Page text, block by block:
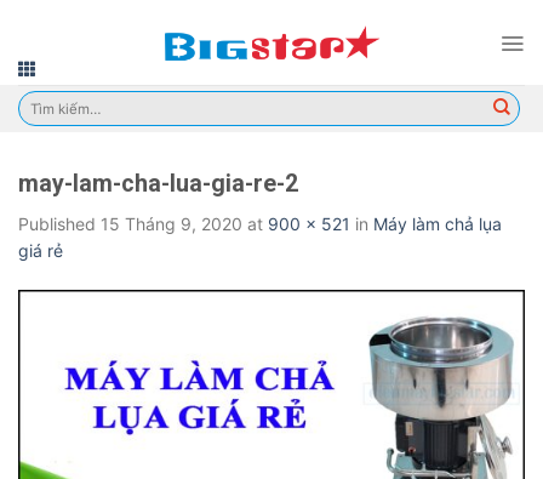
content
Tìm
kiếm:
may-lam-cha-lua-gia-re-2
Published 15 Tháng 9, 2020 at 900 × 521 in Máy làm chả lụa
giá rẻ